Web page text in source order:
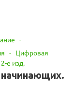
-
- Цифровая
е изд.